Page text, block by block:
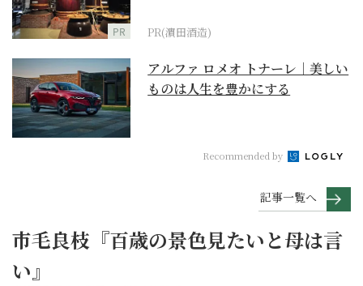
PR PR(濵田酒造)
アルファ ロメオ トナーレ｜美しい
ものは人生を豊かにする
Recommended by
記事一覧へ
市毛良枝『百歳の景色見たいと母は言
い』